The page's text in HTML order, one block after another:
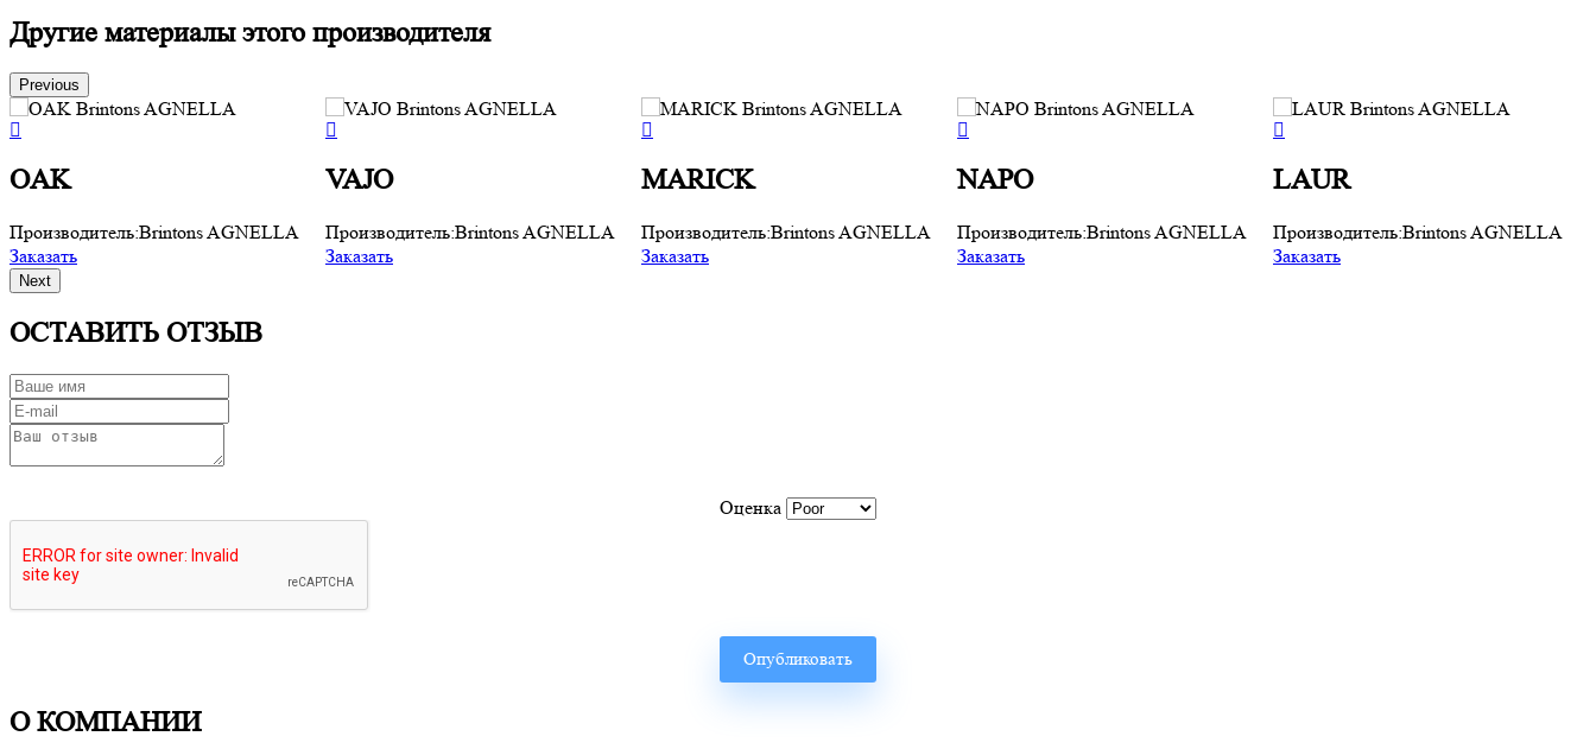
Другие материалы этого производителя
Previous
OAK
Производитель:Brintons AGNELLA
Заказать
VAJO
Производитель:Brintons AGNELLA
Заказать
MARICK
Производитель:Brintons AGNELLA
Заказать
NAPO
Производитель:Brintons AGNELLA
Заказать
LAUR
Производитель:Brintons AGNELLA
Заказать
Next
ОСТАВИТЬ ОТЗЫВ
Оценка
О КОМПАНИИ